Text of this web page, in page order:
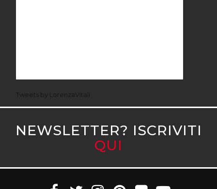
Tweets by LorenzaVitali
NEWSLETTER? ISCRIVITI
QUI